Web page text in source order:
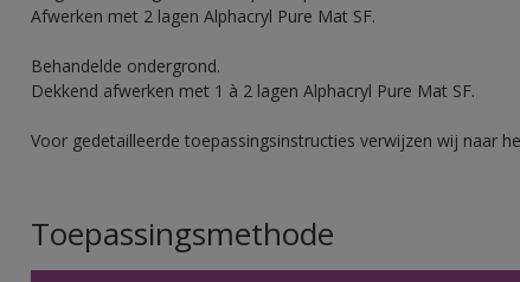
Afwerken met 2 lagen Alphacryl Pure Mat SF.
Behandelde ondergrond.
Dekkend afwerken met 1 à 2 lagen Alphacryl Pure Mat SF.
Voor gedetailleerde toepassingsinstructies verwijzen wij naar
Toepassingsmethode